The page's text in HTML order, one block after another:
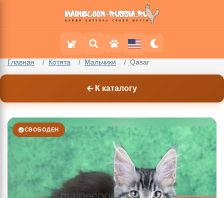
Главная Котята Мальчики Qasar
К каталогу
СВОБОДЕН